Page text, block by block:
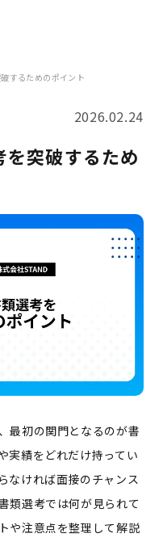
するためのポイント
2026.02.24
突破するため
最初の関門となるのが書
実績をどれだけ持ってい
なければ面接のチャンス
類選考では何が見られて
や注意点を整理して解説